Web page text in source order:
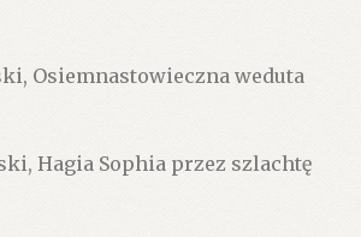
Osiemnastowieczna weduta
Hagia Sophia przez szlachtę